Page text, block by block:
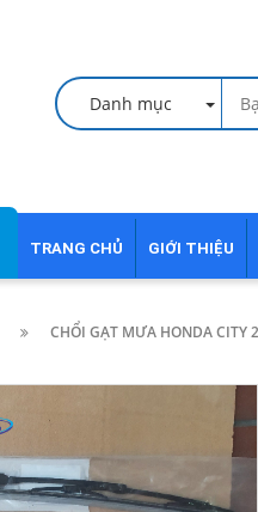
Danh mục
TRANG CHỦ GIỚI THIỆU
CHỔI GẠT MƯA HONDA CITY